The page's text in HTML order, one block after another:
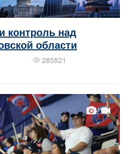
контроль над
области
285821